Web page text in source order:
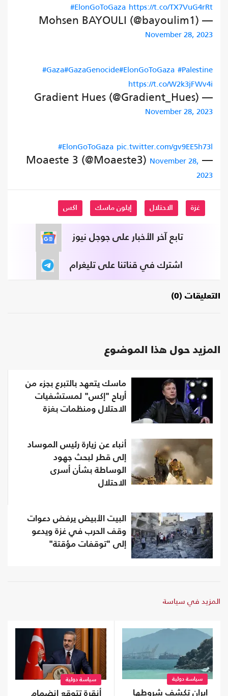
#ElonGoToGaza https://t.co/TX7VuG4rRt
— Mohsen BAYOULI (@bayoulim1)
November 28, 2023
#Gaza#GazaGenocide#ElonGoToGaza #Palestine
https://t.co/W2k3jFWv4i
— Gradient Hues (@Gradient_Hues)
November 28, 2023
#ElonGoToGaza pic.twitter.com/gv9EE5h73l
— Moaeste 3 (@Moaeste3)
November 28,
2023
غزة الاحتلال إيلون ماسك اكس
تابع آخر الأخبار على جوجل نيوز
اشترك في قناتنا على تليغرام
التعليقات (0)
المزيد حول هذا الموضوع
ماسك يتعهد بالتبرع بجزء من
أرباح "إكس" لمستشفيات
الاحتلال ومنظمات بغزة
أنباء عن زيارة رئيس الموساد
إلى قطر لبحث جهود
الوساطة بشأن أسرى
الاحتلال
البيت الأبيض يرفض دعوات
وقف الحرب في غزة ويدعو
إلى "توقفات مؤقتة"
المزيد في سياسة
سياسة دولية
إيران تكشف شروطها
سياسة دولية
أنقرة تتوقع انضمام